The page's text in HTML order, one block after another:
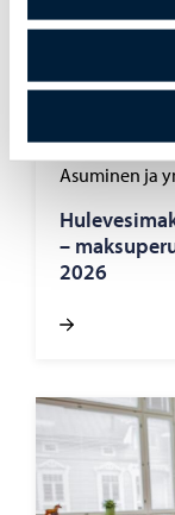
käyn­nis­sä
Asuminen ja
–
2026